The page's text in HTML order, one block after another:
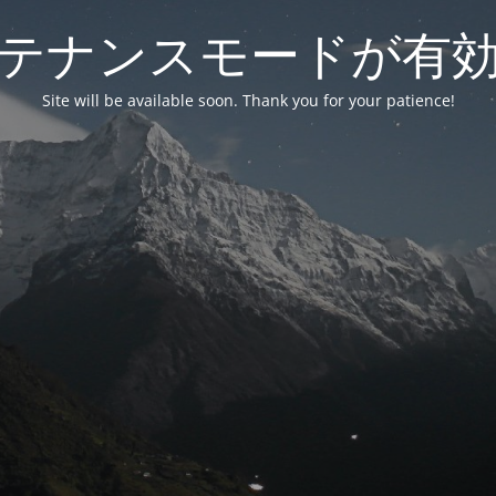
ナンスモードが有
Site will be available soon. Thank you for your patience!